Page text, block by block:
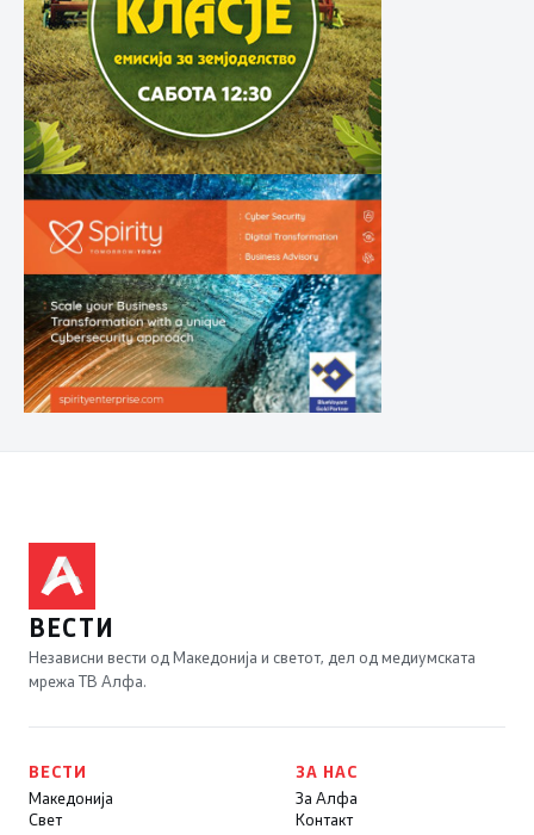
ВЕСТИ
Независни вести од Македонија и светот, дел од медиумската
мрежа ТВ Алфа.
ВЕСТИ
Македонија
Свет
ЗА НАС
За Алфа
Контакт